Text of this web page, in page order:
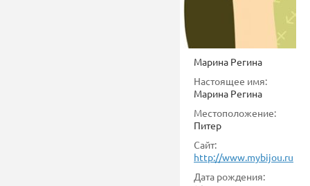
Марина Регина
Настоящее имя:
Марина Регина
Местоположение:
Питер
Сайт:
http://www.mybijou.ru
Дата рождения: